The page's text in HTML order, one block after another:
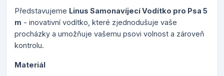
Představujeme Linus Samonavíjecí Vodítko pro Psa 5
m - inovativní vodítko, které zjednodušuje vaše
procházky a umožňuje vašemu psovi volnost a zároveň
kontrolu.
Materiál